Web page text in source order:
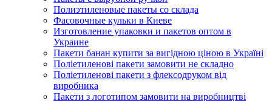
Полиэтиленовые пакеты со склада
Фасовочные кульки в Киеве
Изготовление упаковки и пакетов оптом в
Украине
Пакети банан купити за вигідною ціною в Україні
Поліетиленові пакети замовити не складно
Поліетиленові пакети з флексодруком від
виробника
Пакети з логотипом замовити на виробництві